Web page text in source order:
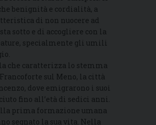
benignità e cordialità, a
di non nuocere ad
sotto e di accogliere con la
specialmente gli umili
che caratterizza lo stemma
sul Meno, la città
dove emigrarono i suoi
fino all’età di sedici anni.
prima formazione umana
segnato la sua vita. Nella